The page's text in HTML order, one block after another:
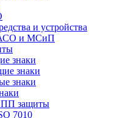
и устройства
АСО и МСиП
знаки
знаки
знаки
ПП защиты
7010